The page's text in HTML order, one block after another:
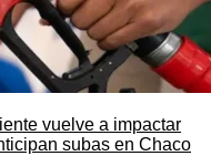
vuelve a impactar
subas en Chaco